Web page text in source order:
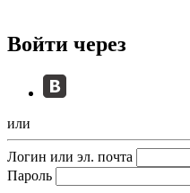
Войти через
или
Логин или эл. почта
Пароль